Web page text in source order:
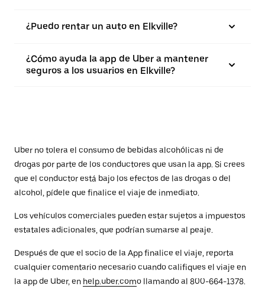
¿Puedo rentar un auto en Elkville?
¿Cómo ayuda la app de Uber a mantener
seguros a los usuarios en Elkville?
Uber no tolera el consumo de bebidas alcohólicas ni de
drogas por parte de los conductores que usan la app. Si crees
que el conductor está bajo los efectos de las drogas o del
alcohol, pídele que finalice el viaje de inmediato.
Los vehículos comerciales pueden estar sujetos a impuestos
estatales adicionales, que podrían sumarse al peaje.
Después de que el socio de la App finalice el viaje, reporta
cualquier comentario necesario cuando califiques el viaje en
la app de Uber, en help.uber.como llamando al 800-664-1378.